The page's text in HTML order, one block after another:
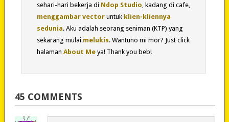
sehari-hari bekerja di Ndop Studio , kadang di cafe,
menggambar vectoruntuk klien-kliennya
sedunia. Aku adalah seorang seniman (KTP) yang
sekarang mulai melukis. Wantuno mi mor? Just click
halaman About Meya! Thank you beb!
45 COMMENTS